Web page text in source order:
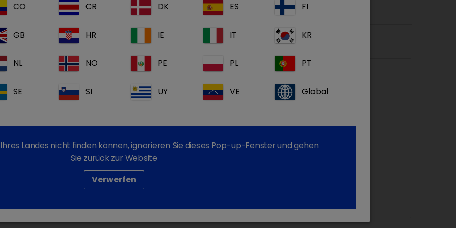
forte
CalciLift forte
Carbifusion
CO CR DK ES FI
GB HR IE IT KR
NL NO PE PL PT
SE SI UY VE Global
Landes nicht finden können, ignorieren Sie dieses Pop-up-Fenster und gehen
Sie zurück zur Website
Verwerfen